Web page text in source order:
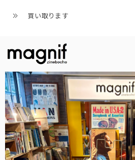
買い取ります